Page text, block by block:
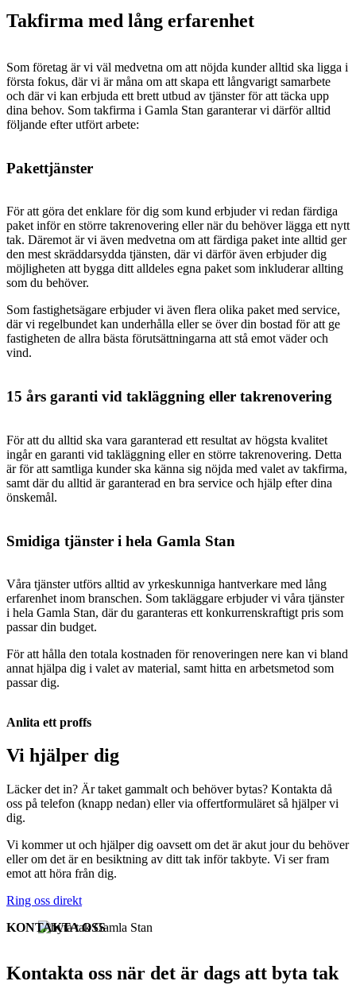
Takfirma med lång erfarenhet
Som företag är vi väl medvetna om att nöjda kunder alltid ska ligga i
första fokus, där vi är måna om att skapa ett långvarigt samarbete
och där vi kan erbjuda ett brett utbud av tjänster för att täcka upp
dina behov. Som takfirma i Gamla Stan garanterar vi därför alltid
följande efter utfört arbete:
Pakettjänster
För att göra det enklare för dig som kund erbjuder vi redan färdiga
paket inför en större takrenovering eller när du behöver lägga ett nytt
tak. Däremot är vi även medvetna om att färdiga paket inte alltid ger
den mest skräddarsydda tjänsten, där vi därför även erbjuder dig
möjligheten att bygga ditt alldeles egna paket som inkluderar allting
som du behöver.
Som fastighetsägare erbjuder vi även flera olika paket med service,
där vi regelbundet kan underhålla eller se över din bostad för att ge
fastigheten de allra bästa förutsättningarna att stå emot väder och
vind.
15 års garanti vid takläggning eller takrenovering
För att du alltid ska vara garanterad ett resultat av högsta kvalitet
ingår en garanti vid takläggning eller en större takrenovering. Detta
är för att samtliga kunder ska känna sig nöjda med valet av takfirma,
samt där du alltid är garanterad en bra service och hjälp efter dina
önskemål.
Smidiga tjänster i hela Gamla Stan
Våra tjänster utförs alltid av yrkeskunniga hantverkare med lång
erfarenhet inom branschen. Som takläggare erbjuder vi våra tjänster
i hela Gamla Stan, där du garanteras ett konkurrenskraftigt pris som
passar din budget.
För att hålla den totala kostnaden för renoveringen nere kan vi bland
annat hjälpa dig i valet av material, samt hitta en arbetsmetod som
passar dig.
Anlita ett proffs
Vi hjälper dig
Läcker det in? Är taket gammalt och behöver bytas? Kontakta då
oss på telefon (knapp nedan) eller via offertformuläret så hjälper vi
dig.
Vi kommer ut och hjälper dig oavsett om det är akut jour du behöver
eller om det är en besiktning av ditt tak inför takbyte. Vi ser fram
emot att höra från dig.
Ring oss direkt
Kontakta oss när det är dags att byta tak
KONTAKTA OSS